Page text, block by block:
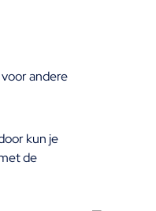
andere
kun je
de